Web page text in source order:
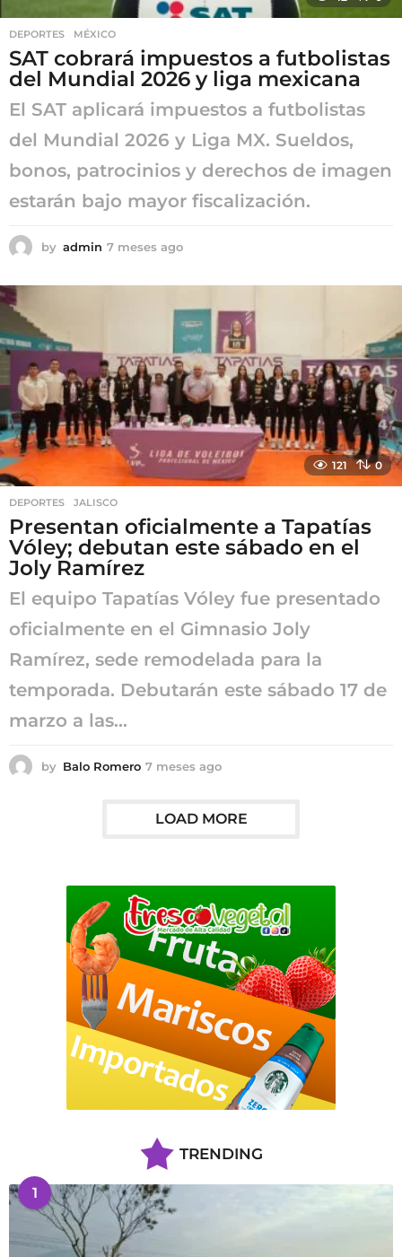
DEPORTES ,MÉXICO
SAT cobrará impuestos a futbolistas
del Mundial 2026 y liga mexicana
El SAT aplicará impuestos a futbolistas
del Mundial 2026 y Liga MX. Sueldos,
bonos, patrocinios y derechos de imagen
estarán bajo mayor fiscalización.
by admin 7 meses ago
e
s
a
g
o
121 0
DEPORTES ,JALISCO
Presentan oficialmente a Tapatías
Vóley; debutan este sábado en el
Joly Ramírez
El equipo Tapatías Vóley fue presentado
oficialmente en el Gimnasio Joly
Ramírez, sede remodelada para la
temporada. Debutarán este sábado 17 de
marzo a las...
by Balo Romero 7 meses ago
s
g
LOAD MORE
TRENDING
1